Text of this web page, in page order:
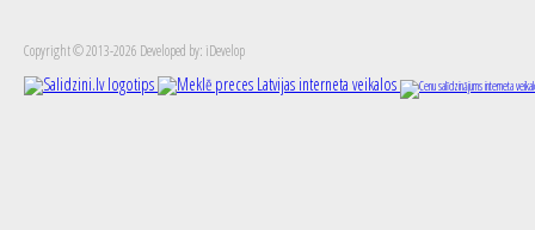
Copyright © 2013-2026 Developed by: iDevelop